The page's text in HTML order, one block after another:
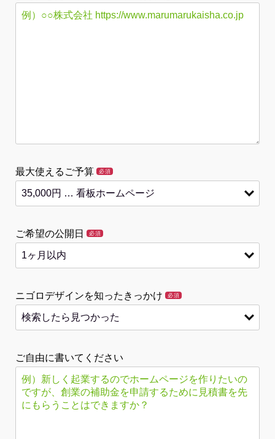
最大使えるご予算 必須
ご希望の公開日 必須
ニゴロデザインを知ったきっかけ 必須
ご自由に書いてください